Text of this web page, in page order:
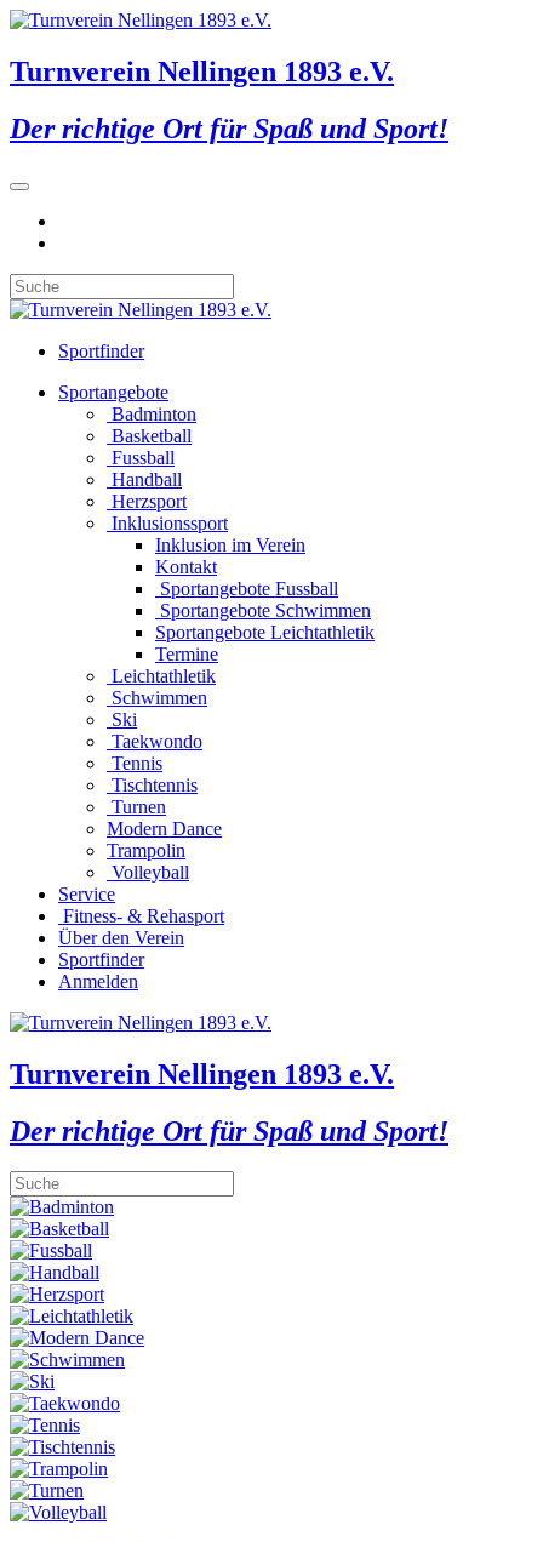
Turnverein Nellingen 1893 e.V.
Der richtige Ort für Spaß und Sport!
Sportfinder
Sportangebote
Badminton
Basketball
Fussball
Handball
Herzsport
Inklusionssport
Inklusion im Verein
Kontakt
Sportangebote Fussball
Sportangebote Schwimmen
Sportangebote Leichtathletik
Termine
Leichtathletik
Schwimmen
Ski
Taekwondo
Tennis
Tischtennis
Turnen
Modern Dance
Trampolin
Volleyball
Service
Fitness- & Rehasport
Über den Verein
Sportfinder
Anmelden
Turnverein Nellingen 1893 e.V.
Der richtige Ort für Spaß und Sport!